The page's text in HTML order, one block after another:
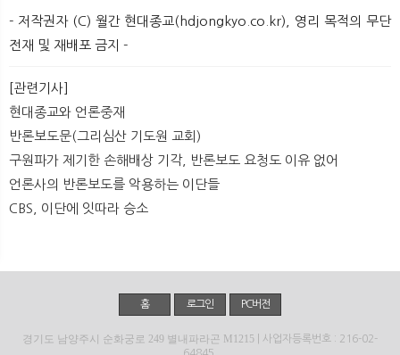
- 저작권자 (C) 월간 현대종교(hdjongkyo.co.kr), 영리 목적의 무단
전재 및 재배포 금지 -
[관련기사]
현대종교와 언론중재
반론보도문(그리심산 기도원 교회)
구원파가 제기한 손해배상 기각, 반론보도 요청도 이유 없어
언론사의 반론보도를 악용하는 이단들
CBS, 이단에 잇따라 승소
홈 로그인 PC버전
경기도 남양주시 순화궁로 249 별내파라곤 M1215 | 사업자등록번호 : 216-02-